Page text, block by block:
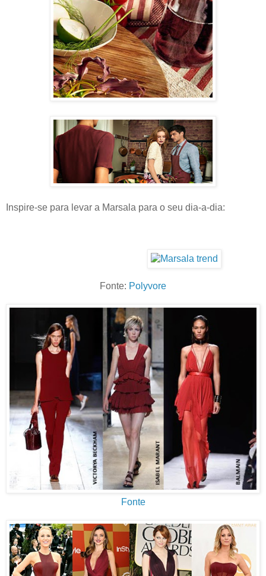
Inspire-se para levar a Marsala para o seu dia-a-dia:
Fonte: Polyvore
Fonte